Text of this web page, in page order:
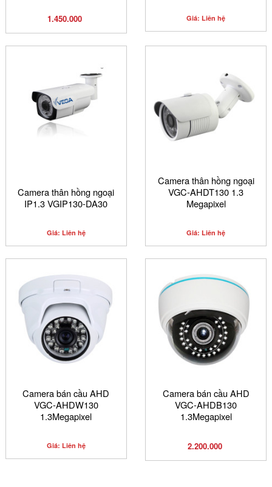
1.450.000 Giá: Liên hệ
Camera thân hồng ngoại
IP1.3 VGIP130-DA30
Giá: Liên hệ
Camera thân hồng ngoại
VGC-AHDT130 1.3
Megapixel
Giá: Liên hệ
Camera bán cầu AHD
VGC-AHDW130
1.3Megapixel
Giá: Liên hệ
Camera bán cầu AHD
VGC-AHDB130
1.3Megapixel
2.200.000